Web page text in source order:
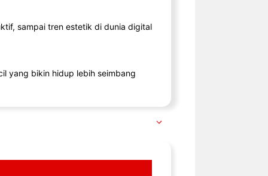
sampai tren estetik di dunia digital
yang bikin hidup lebih seimbang